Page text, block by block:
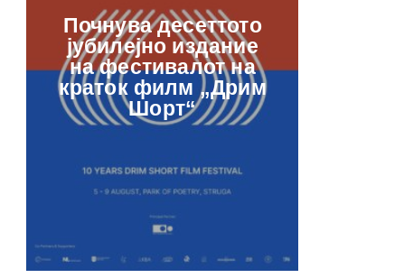
Почнува десеттото
јубилејно издание
на фестивалот на
краток филм „Дрим
Шорт“